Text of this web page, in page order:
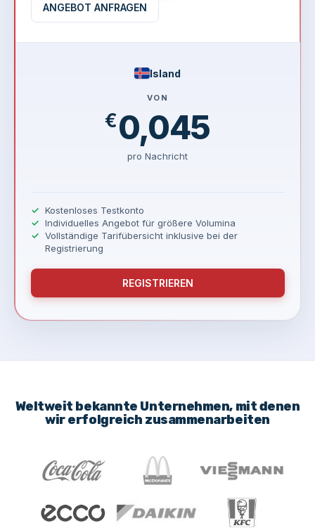
Weltweit bekannte Unternehmen, mit denen
wir erfolgreich zusammenarbeiten
ANGEBOT ANFRAGEN
Island
VON
€0,045
pro Nachricht
Kostenloses Testkonto
Individuelles Angebot für größere Volumina
Vollständige Tarifübersicht inklusive bei der
Registrierung
REGISTRIEREN